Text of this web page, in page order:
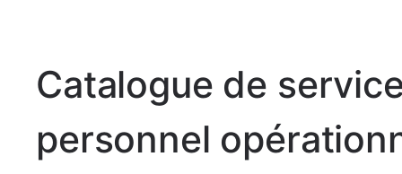
Catalogue de
personnel